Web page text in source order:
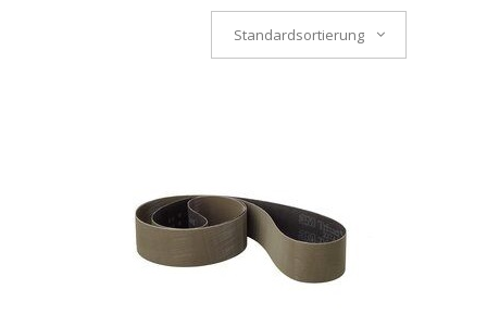
Standardsortierung